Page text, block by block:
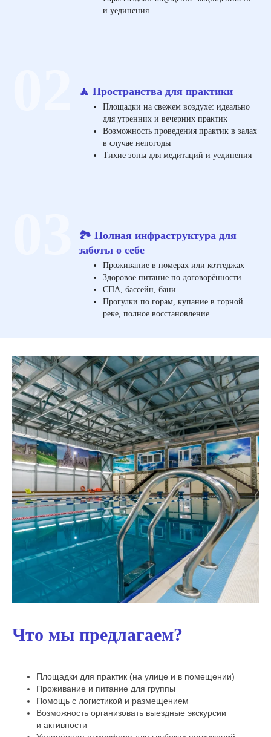
и уединения
🧘 Пространства для практики
Площадки на свежем воздухе: идеально
для утренних и вечерних практик
Возможность проведения практик в залах
в случае непогоды
Тихие зоны для медитаций и уединения
🏞️ Полная инфраструктура для
заботы о себе
Проживание в номерах или коттеджах
Здоровое питание по договорённости
СПА, бассейн, бани
Прогулки по горам, купание в горной
реке, полное восстановление
Что мы предлагаем?
Площадки для практик (на улице и в помещении)
Проживание и питание для группы
Помощь с логистикой и размещением
Возможность организовать выездные экскурсии
и активности